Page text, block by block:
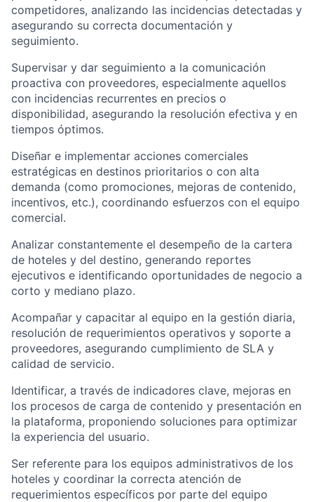
competidores, analizando las incidencias detectadas y
asegurando su correcta documentación y
seguimiento.
Supervisar y dar seguimiento a la comunicación
proactiva con proveedores, especialmente aquellos
con incidencias recurrentes en precios o
disponibilidad, asegurando la resolución efectiva y en
tiempos óptimos.
Diseñar e implementar acciones comerciales
estratégicas en destinos prioritarios o con alta
demanda (como promociones, mejoras de contenido,
incentivos, etc.), coordinando esfuerzos con el equipo
comercial.
Analizar constantemente el desempeño de la cartera
de hoteles y del destino, generando reportes
ejecutivos e identificando oportunidades de negocio a
corto y mediano plazo.
Acompañar y capacitar al equipo en la gestión diaria,
resolución de requerimientos operativos y soporte a
proveedores, asegurando cumplimiento de SLA y
calidad de servicio.
Identificar, a través de indicadores clave, mejoras en
los procesos de carga de contenido y presentación en
la plataforma, proponiendo soluciones para optimizar
la experiencia del usuario.
Ser referente para los equipos administrativos de los
hoteles y coordinar la correcta atención de
requerimientos específicos por parte del equipo